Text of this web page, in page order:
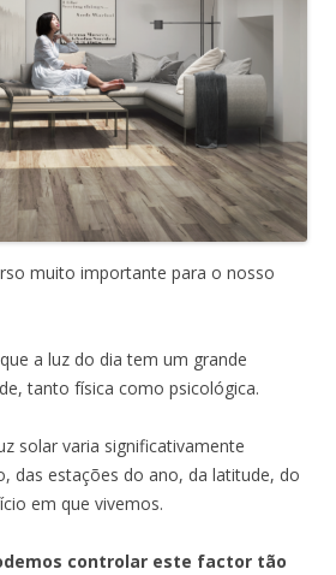
muito importante para o nosso
a luz do dia tem um grande
tanto física como psicológica.
solar varia significativamente
das estações do ano, da latitude, do
em que vivemos.
controlar este factor tão